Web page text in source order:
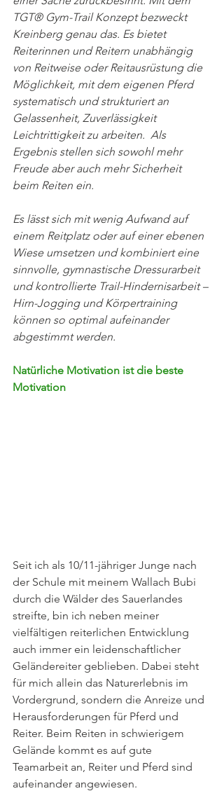
TGT® Gym-Trail Konzept bezweckt
Kreinberg genau das. Es bietet
Reiterinnen und Reitern unabhängig
von Reitweise oder Reitausrüstung die
Möglichkeit, mit dem eigenen Pferd
systematisch und strukturiert an
Gelassenheit, Zuverlässigkeit
Leichtrittigkeit zu arbeiten.  Als
Ergebnis stellen sich sowohl mehr
Freude aber auch mehr Sicherheit
beim Reiten ein.
Es lässt sich mit wenig Aufwand auf
einem Reitplatz oder auf einer ebenen
Wiese umsetzen und kombiniert eine
sinnvolle, gymnastische Dressurarbeit
und kontrollierte Trail-Hindernisarbeit –
Hirn-Jogging und Körpertraining
können so optimal aufeinander
abgestimmt werden.
Natürliche Motivation ist die beste
Motivation
Seit ich als 10/11-jähriger Junge nach
der Schule mit meinem Wallach Bubi
durch die Wälder des Sauerlandes
streifte, bin ich neben meiner
vielfältigen reiterlichen Entwicklung
auch immer ein leidenschaftlicher
Geländereiter geblieben. Dabei steht
für mich allein das Naturerlebnis im
Vordergrund, sondern die Anreize und
Herausforderungen für Pferd und
Reiter. Beim Reiten in schwierigem
Gelände kommt es auf gute
Teamarbeit an, Reiter und Pferd sind
aufeinander angewiesen.